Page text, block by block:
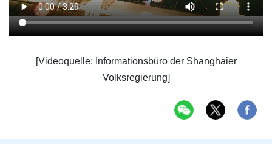
[Videoquelle: Informationsbüro der Shanghaier
Volksregierung]